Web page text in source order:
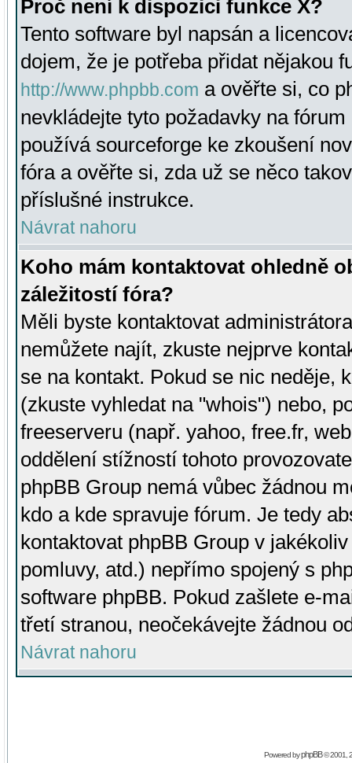
Proč není k dispozici funkce X?
Tento software byl napsán a
dojem, že je potřeba přidat nějakou
http://www.phpbb.com a ověřte si, co
nevkládejte tyto požadavky na
používá sourceforge ke zkoušení
fóra a ověřte si, zda už se něco
příslušné instrukce.
Návrat nahoru
Koho mám kontaktovat ohledně
záležitostí fóra?
Měli byste kontaktovat
nemůžete najít, zkuste nejprve
se na kontakt. Pokud se nic neděje,
(zkuste vyhledat na "whois") nebo,
freeserveru (např. yahoo, free.fr,
oddělení stížností tohoto
phpBB Group nemá vůbec žádnou
kdo a kde spravuje fórum. Je tedy
kontaktovat phpBB Group v
pomluvy, atd.) nepřímo spojený s
software phpBB. Pokud zašlete e-
třetí stranou, neočekávejte žádnou
Návrat nahoru
Powered byphpBB© 2001,